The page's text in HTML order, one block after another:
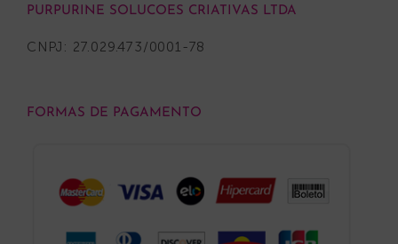
PURPURINE SOLUCOES CRIATIVAS LTDA
CNPJ: 27.029.473/0001-78
FORMAS DE PAGAMENTO